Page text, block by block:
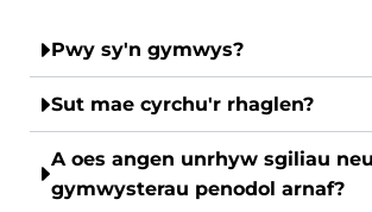
Pwy sy'n gymwys?
Sut mae cyrchu'r rhaglen?
A oes angen unrhyw sgiliau neu
gymwysterau penodol arnaf?